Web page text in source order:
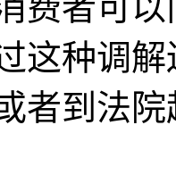
者可以
这种调
者到法